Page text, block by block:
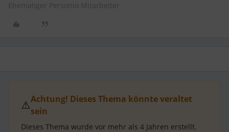
Ehemaliger Personio Mitarbeiter
⚠️Achtung! Dieses Thema könnte veraltet
sein
Dieses Thema wurde vor mehr als 4 Jahren erstellt.